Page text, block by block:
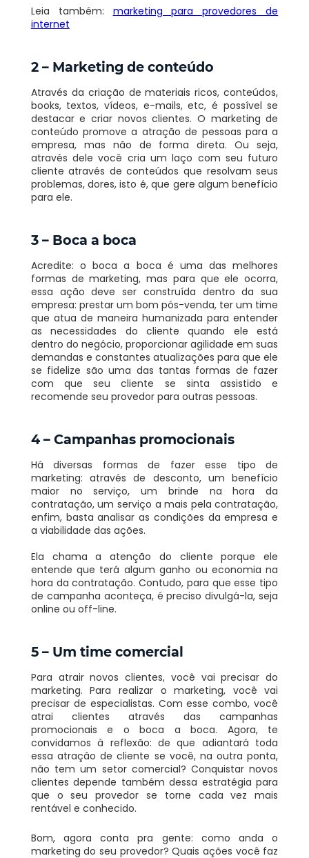
Leia também: marketing para provedores de
internet
2 – Marketing de conteúdo
Através da criação de materiais ricos, conteúdos,
books, textos, vídeos, e-mails, etc, é possível se
destacar e criar novos clientes. O marketing de
conteúdo promove a atração de pessoas para a
empresa, mas não de forma direta. Ou seja,
através dele você cria um laço com seu futuro
cliente através de conteúdos que resolvam seus
problemas, dores, isto é, que gere algum benefício
para ele.
3 – Boca a boca
Acredite: o boca a boca é uma das melhores
formas de marketing, mas para que ele ocorra,
essa ação deve ser construída dentro da sua
empresa: prestar um bom pós-venda, ter um time
que atua de maneira humanizada para entender
as necessidades do cliente quando ele está
dentro do negócio, proporcionar agilidade em suas
demandas e constantes atualizações para que ele
se fidelize são uma das tantas formas de fazer
com que seu cliente se sinta assistido e
recomende seu provedor para outras pessoas.
4 – Campanhas promocionais
Há diversas formas de fazer esse tipo de
marketing: através de desconto, um benefício
maior no serviço, um brinde na hora da
contratação, um serviço a mais pela contratação,
enfim, basta analisar as condições da empresa e
a viabilidade das ações.
Ela chama a atenção do cliente porque ele
entende que terá algum ganho ou economia na
hora da contratação. Contudo, para que esse tipo
de campanha aconteça, é preciso divulgá-la, seja
online ou off-line.
5 – Um time comercial
Para atrair novos clientes, você vai precisar do
marketing. Para realizar o marketing, você vai
precisar de especialistas. Com esse combo, você
atrai clientes através das campanhas
promocionais e o boca a boca. Agora, te
convidamos à reflexão: de que adiantará toda
essa atração de cliente se você, na outra ponta,
não tem um setor comercial? Conquistar novos
clientes depende também dessa estratégia para
que o seu provedor se torne cada vez mais
rentável e conhecido.
Bom, agora conta pra gente: como anda o
marketing do seu provedor? Quais ações você faz